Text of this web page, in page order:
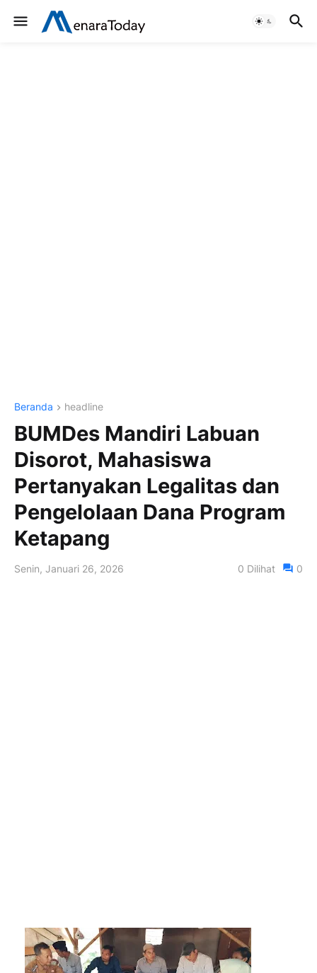
Beranda headline
BUMDes Mandiri Labuan
Disorot, Mahasiswa
Pertanyakan Legalitas dan
Pengelolaan Dana Program
Ketapang
Senin, Januari 26, 2026 0 Dilihat 0